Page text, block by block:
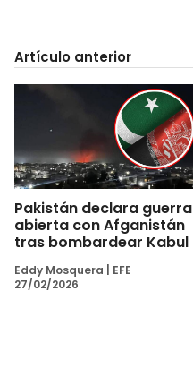
Artículo anterior
Pakistán declara guerra
abierta con Afganistán
tras bombardear Kabul
Eddy Mosquera
EFE
27/02/2026